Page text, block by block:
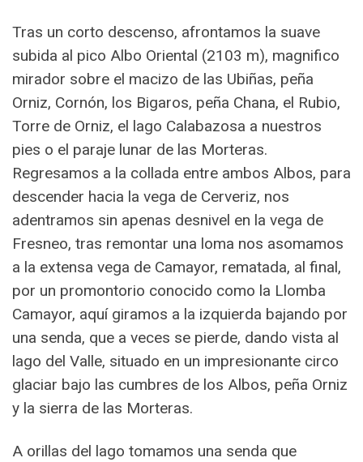
Tras un corto descenso, afrontamos la suave
subida al pico Albo Oriental (2103 m), magnifico
mirador sobre el macizo de las Ubiñas, peña
Orniz, Cornón, los Bigaros, peña Chana, el Rubio,
Torre de Orniz, el lago Calabazosa a nuestros
pies o el paraje lunar de las Morteras.
Regresamos a la collada entre ambos Albos, para
descender hacia la vega de Cerveriz, nos
adentramos sin apenas desnivel en la vega de
Fresneo, tras remontar una loma nos asomamos
a la extensa vega de Camayor, rematada, al final,
por un promontorio conocido como la Llomba
Camayor, aquí giramos a la izquierda bajando por
una senda, que a veces se pierde, dando vista al
lago del Valle, situado en un impresionante circo
glaciar bajo las cumbres de los Albos, peña Orniz
y la sierra de las Morteras.
A orillas del lago tomamos una senda que